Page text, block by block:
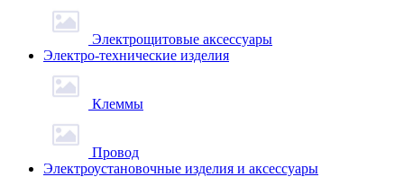
Электрощитовые аксессуары
Электро-технические изделия
Клеммы
Провод
Электроустановочные изделия и аксессуары